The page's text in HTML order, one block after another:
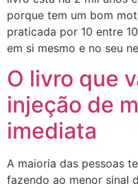
porque tem um bom
praticada por 10 entre
em si mesmo e no seu
O livro que
injeção de
imediata
A maioria das pessoas
fazendo ao menor sinal